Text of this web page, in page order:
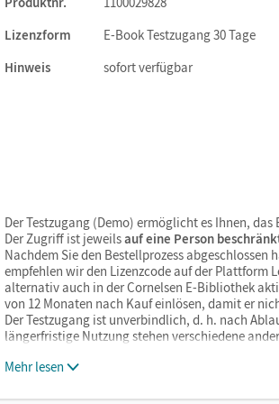
Sie sind seitengenau platziert, damit Sie
Lizenzform
E-Book Testzugang 30 Tage
Hinweis
sofort verfügbar
Der Testzugang (Demo) ermöglicht es Ihnen, das
Der Zugriff ist jeweilsauf eine Person
Nachdem Sie den Bestellprozess
empfehlen wir den Lizenzcode auf der Plattform
alternativ auch in der Cornelsen E-Bibliothek
von 12 Monaten nach Kauf einlösen, damit er
Der Testzugang ist unverbindlich, d. h. nach
längerfristige Nutzung stehen verschiedene
Mehr lesen